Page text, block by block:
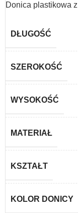
Donica plastikowa
DŁUGOŚĆ
SZEROKOŚĆ
WYSOKOŚĆ
MATERIAŁ
KSZTAŁT
KOLOR DONICY